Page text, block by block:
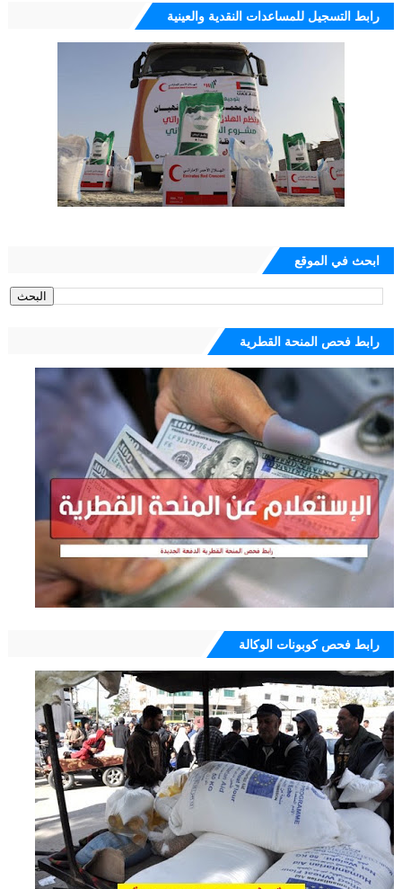
رابط التسجيل للمساعدات النقدية والعينية
ابحث في الموقع
رابط فحص المنحة القطرية
رابط فحص كوبونات الوكالة